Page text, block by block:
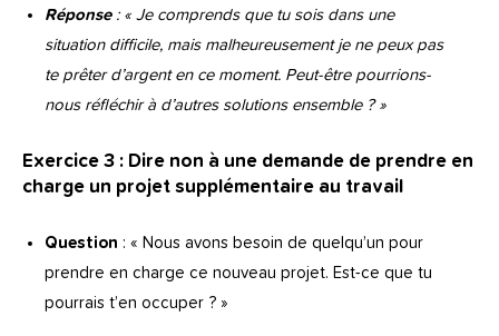
Réponse: « Je comprends que tu sois dans une
situation difficile, mais malheureusement je ne peux pas
te prêter d’argent en ce moment. Peut-être pourrions-
nous réfléchir à d’autres solutions ensemble ? »
Exercice 3 : Dire non à une demande de prendre en
charge un projet supplémentaire au travail
Question : « Nous avons besoin de quelqu’un pour
prendre en charge ce nouveau projet. Est-ce que tu
pourrais t’en occuper ? »